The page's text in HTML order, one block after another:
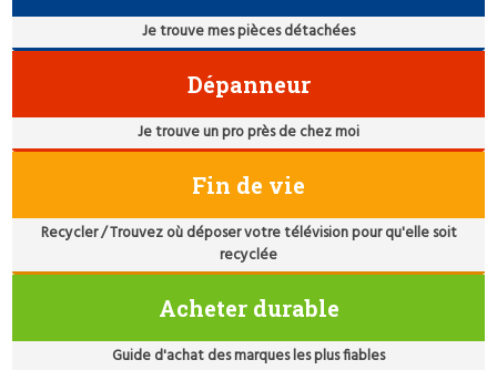
Je trouve mes pièces détachées
Dépanneur
Je trouve un pro près de chez moi
Fin de vie
Recycler / Trouvez où déposer votre télévision pour qu'elle soit
recyclée
Acheter durable
Guide d'achat des marques les plus fiables